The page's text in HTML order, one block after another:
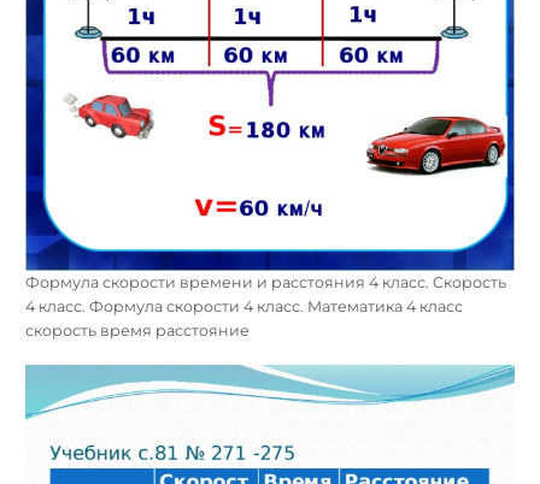
Формула скорости времени и расстояния 4 класс. Скорость
4 класс. Формула скорости 4 класс. Математика 4 класс
скорость время расстояние